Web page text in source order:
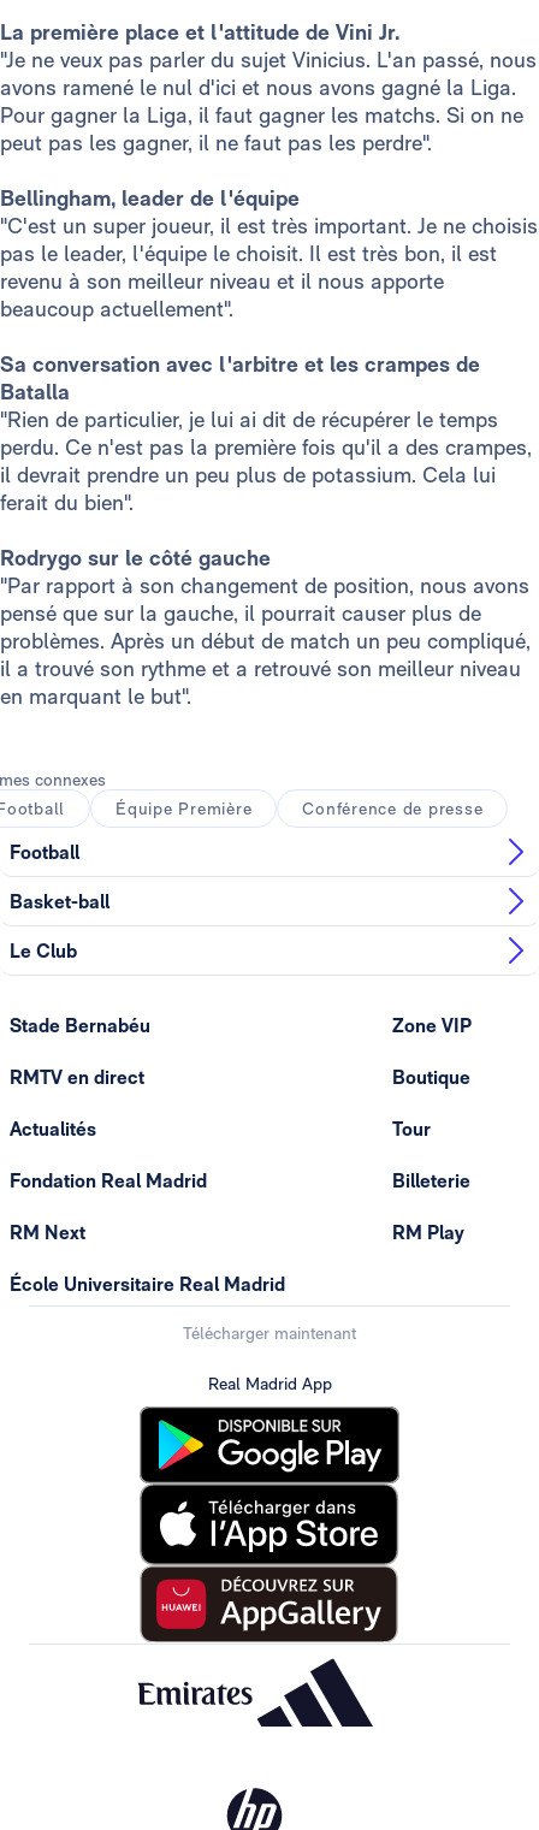
La première place et l'attitude de Vini Jr.
"Je ne veux pas parler du sujet Vinicius. L'an passé, nous
avons ramené le nul d'ici et nous avons gagné la Liga.
Pour gagner la Liga, il faut gagner les matchs. Si on ne
peut pas les gagner, il ne faut pas les perdre".
Bellingham, leader de l'équipe
"C'est un super joueur, il est très important. Je ne choisis
pas le leader, l'équipe le choisit. Il est très bon, il est
revenu à son meilleur niveau et il nous apporte
beaucoup actuellement".
Sa conversation avec l'arbitre et les crampes de
Batalla
"Rien de particulier, je lui ai dit de récupérer le temps
perdu. Ce n'est pas la première fois qu'il a des crampes,
il devrait prendre un peu plus de potassium. Cela lui
ferait du bien".
Rodrygo sur le côté gauche
"Par rapport à son changement de position, nous avons
pensé que sur la gauche, il pourrait causer plus de
problèmes. Après un début de match un peu compliqué,
il a trouvé son rythme et a retrouvé son meilleur niveau
en marquant le but".
connexes
Équipe Première Conférence de presse
Football
Basket-ball
Le Club
Stade Bernabéu
RMTV en direct
Actualités
Fondation Real Madrid
RM Next
École Universitaire Real Madrid
Zone VIP
Boutique
Tour
Billeterie
RM Play
Télécharger maintenant
Real Madrid App